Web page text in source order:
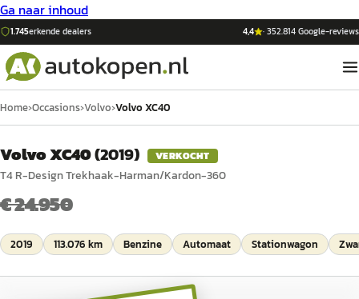
Ga naar inhoud
1.745erkende dealers 4,4 ·352.814Google-reviews
Home›Occasions›Volvo›Volvo XC40
Volvo XC40(2019) VERKOCHT
T4 R-Design Trekhaak-Harman/Kardon-360
€ 24.950
2019 113.076 km Benzine Automaat Stationwagon